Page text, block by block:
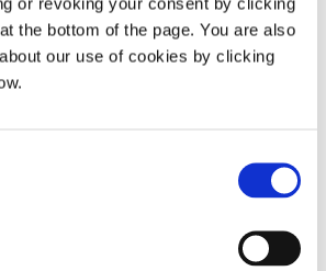
the bottom of the page. You are also
our use of cookies by clicking
til økonomi- og indenrigsminister Pia